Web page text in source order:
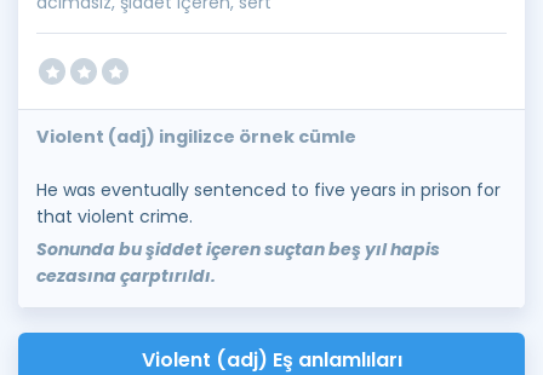
Violent (adj) ingilizce örnek cümle
He was eventually sentenced to five years in prison for
that violent crime.
Sonunda bu şiddet içeren suçtan beş yıl hapis
cezasına çarptırıldı.
Violent (adj) Eş anlamlıları